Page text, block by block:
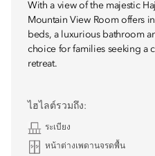
With a view of the majestic
Mountain View Room offers
beds, a luxurious bathroom
choice for families seeking a
retreat.
ไฮไลต์รวมถึง:
ระเบียง
หน้าต่างเพดานจรดพื้น